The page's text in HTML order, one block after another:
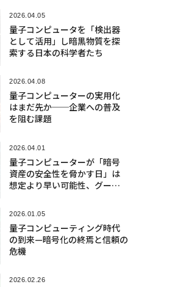
2026.04.05
量子コンピュータを「検出器
として活用」し暗黒物質を探
索する日本の科学者たち
2026.04.08
量子コンピューターの実用化
はまだ先か──企業への普及
を阻む課題
2026.04.01
量子コンピューターが「暗号
資産の安全性を脅かす日」は
想定より早い可能性、グーグ
2026.01.05
量子コンピューティング時代
の到来—暗号化の終焉と信頼の
危機
2026.02.26